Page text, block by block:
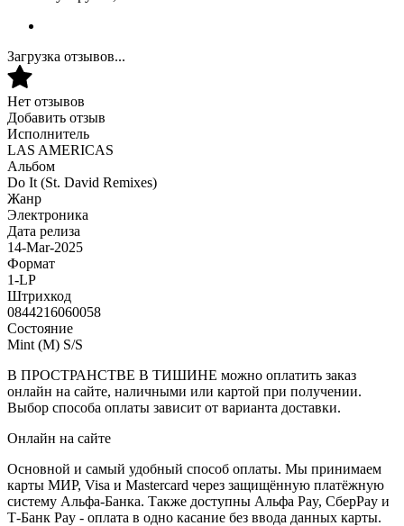
Загрузка отзывов...
Нет отзывов
Добавить отзыв
Исполнитель
LAS AMERICAS
Альбом
Do It (St. David Remixes)
Жанр
Электроника
Дата релиза
14-Mar-2025
Формат
1-LP
Штрихкод
0844216060058
Состояние
Mint (M) S/S
В ПРОСТРАНСТВЕ В ТИШИНЕ можно оплатить заказ
онлайн на сайте, наличными или картой при получении.
Выбор способа оплаты зависит от варианта доставки.
Онлайн на сайте
Основной и самый удобный способ оплаты. Мы принимаем
карты МИР, Visa и Mastercard через защищённую платёжную
систему Альфа-Банка. Также доступны Альфа Pay, СберPay и
Т-Банк Pay - оплата в одно касание без ввода данных карты.